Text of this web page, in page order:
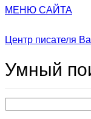
МЕНЮ САЙТА
Центр писателя
Умный